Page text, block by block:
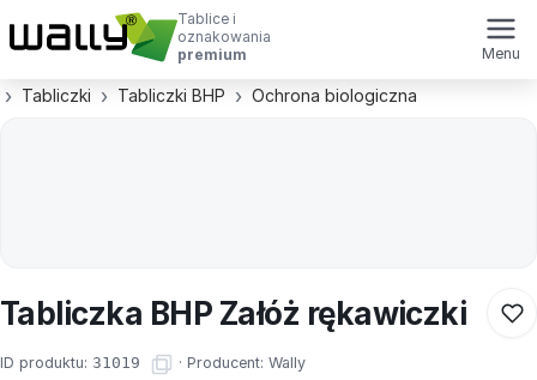
Tablice i
oznakowania
premium
Menu
Tabliczki Tabliczki BHP Ochrona biologiczna
Tabliczka BHP Załóż rękawiczki
ID produktu: 31019 · Producent: Wally